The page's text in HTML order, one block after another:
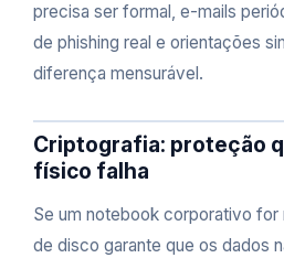
precisa ser formal, e-mails
de phishing real e orientações
diferença mensurável.
Criptografia: proteção
físico falha
Se um notebook corporativo for
de disco garante que os dados